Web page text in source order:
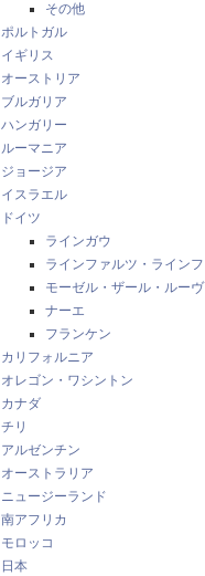
その他
ポルトガル
イギリス
オーストリア
ブルガリア
ハンガリー
ルーマニア
ジョージア
イスラエル
ドイツ
ラインガウ
ラインファルツ・ライン
モーゼル・ザール・ルー
ナーエ
フランケン
カリフォルニア
オレゴン・ワシントン
カナダ
チリ
アルゼンチン
オーストラリア
ニュージーランド
南アフリカ
モロッコ
日本